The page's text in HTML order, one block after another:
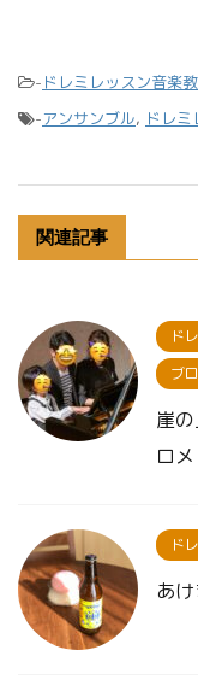
- ドレミレッスン音楽
-アンサンブル, ドレ
関連記事
ド
ブ
崖
ロ
ド
あ